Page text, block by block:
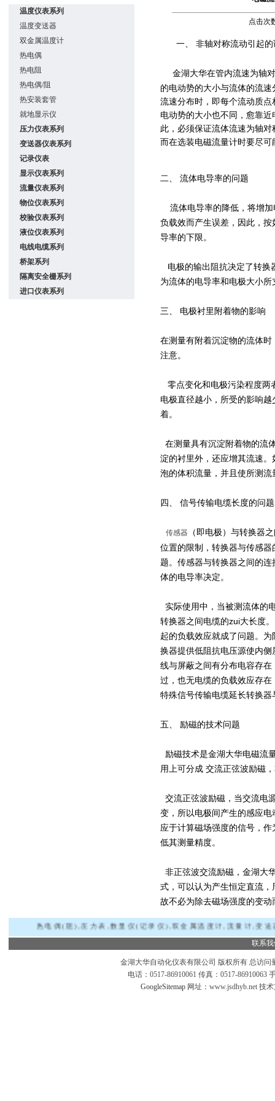
温度仪表系列
温度变送器
双金属温度计
热电偶
热电阻
热电偶/阻
热安装套管
就地显示仪
压力仪表系列
变送器仪表系列
记录仪表
显示仪表系列
流量仪表系列
物位仪表系列
校验仪表系列
液位仪表系列
电线电缆系列
桥架系列
隔离安全栅系列
进口仪表系列
点击次
一、 非轴对称流动引起
金湖大华在管内流速为轴
的电动势的大小与流体的流
流速分布时，即每个流动质
电动势的大小也不同，愈靠
此，必须保证流体流速为轴
而在选装电磁流量计时要尽
二、 流体电导率的问题
流体电导率的降低，将增加
负载效而产生误差，因此，
导率的下限。
电极的输出阻抗决定了转换
为流体的电导率和电极大小
三、 电极衬里附着物的影响
在测量有附着沉淀物的流体
注意。
零点变化和电极污染程度两
电极直径越小，所受的影响
着。
在测量具有沉淀附着物的流
淀的衬里外，还应增其流速
泡的体积流量，并且使所测
四、 信号传输电缆长度的问
传感器 （即电极）与转换器
位置的限制，转换器与传感
题。传感器与转换器之间的
体的电导率决定。
实际使用中，当被测流体的
转换器之间电缆的zui大长度
起的负载效应就成了问题。
换器提供低阻抗电压源使内
线与屏蔽之间有分布电容存
过，也无电缆的负载效应存
特殊信号传输电缆延长转换
五、 励磁的技术问题
励磁技术是金湖大华电磁流
用上可分成 交流正弦波励磁
交流正弦波励磁，当交流电
变，所以电极间产生的感应
应于计算磁场强度的信号，
低其测量精度。
非正弦波交流励磁，金湖大
式，可以认为产生恒定直流
故不必为除去磁场强度的变动
热电偶(阻),压力表,数显仪(记录仪),双金属温度计,流量计,变送
联系
金湖大华自动化仪表有限公司 版权所有 总访问
电话：0517-86910061 传真：0517-86910063
GoogleSitemap网址：www.jsdhyb.net 技